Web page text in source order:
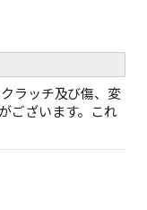
ラッチ及び傷、変
ございます。これ